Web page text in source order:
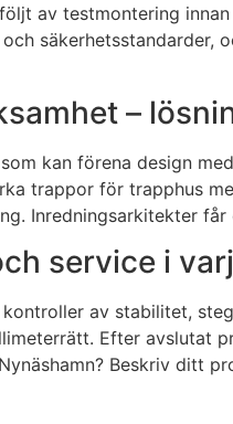
av testmontering
–
kan förena design
trappor för trapphus
Inredningsarkitekter
service i
av stabilitet,
Efter avslutat
Beskriv ditt